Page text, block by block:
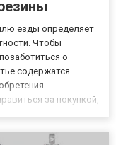
езды определяет
Чтобы
о
содержатся
за покупкой,